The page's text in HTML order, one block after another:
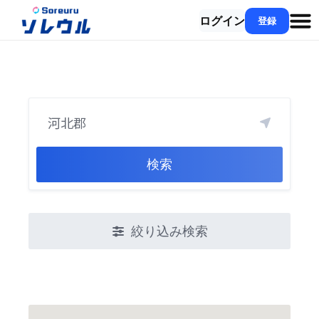
ログイン 登録
検索
絞り込み検索